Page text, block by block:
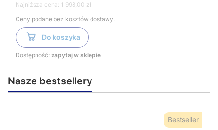
Najniższa cena: 1 998,00 zł
Ceny podane bez kosztów dostawy.
Do koszyka
Dostępność: zapytaj w sklepie
Nasze bestsellery
Bestseller